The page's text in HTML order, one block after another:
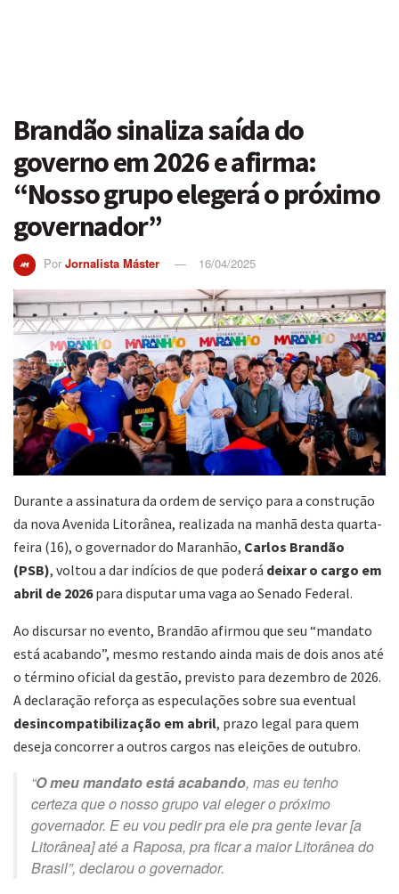
Brandão sinaliza saída do
governo em 2026 e afirma:
“Nosso grupo elegerá o próximo
governador”
Por Jornalista Máster 16/04/2025
Durante a assinatura da ordem de serviço para a construção
da nova Avenida Litorânea, realizada na manhã desta quarta-
feira (16), o governador do Maranhão, Carlos Brandão
(PSB), voltou a dar indícios de que poderá deixar o cargo em
abril de 2026para disputar uma vaga ao Senado Federal.
Ao discursar no evento, Brandão afirmou que seu “mandato
está acabando”, mesmo restando ainda mais de dois anos até
o término oficial da gestão, previsto para dezembro de 2026.
A declaração reforça as especulações sobre sua eventual
desincompatibilização em abril, prazo legal para quem
deseja concorrer a outros cargos nas eleições de outubro.
“O meu mandato está acabando, mas eu tenho
certeza que o nosso grupo vai eleger o próximo
governador. E eu vou pedir pra ele pra gente levar [a
Litorânea] até a Raposa, pra ficar a maior Litorânea do
Brasil”, declarou o governador.